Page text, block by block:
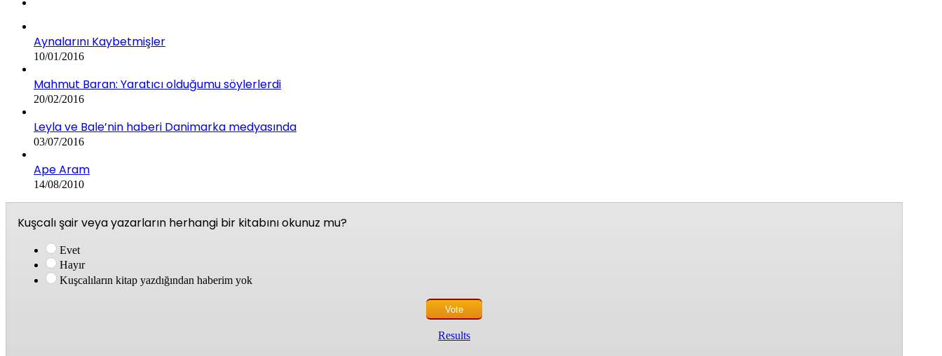
Aynalarını Kaybetmişler
10/01/2016
Mahmut Baran: Yaratıcı olduğumu söylerlerdi
20/02/2016
Leyla ve Bale’nin haberi Danimarka medyasında
03/07/2016
Ape Aram
14/08/2010
Kuşcalı şair veya yazarların herhangi bir kitabını okunuz mu?
Evet
Hayır
Kuşcalıların kitap yazdığından haberim yok
Results